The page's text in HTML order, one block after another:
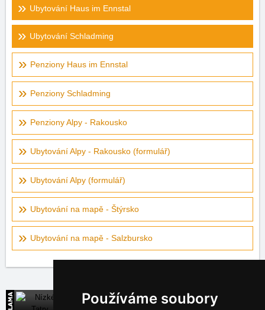
Používáme soubory
Ubytování Haus im Ennstal
Ubytování Schladming
Penziony Haus im Ennstal
Penziony Schladming
Penziony Alpy - Rakousko
Ubytování Alpy - Rakousko (formulář)
Ubytování Alpy (formulář)
Ubytování na mapě - Štýrsko
Ubytování na mapě - Salzbursko
Nízké Tatry